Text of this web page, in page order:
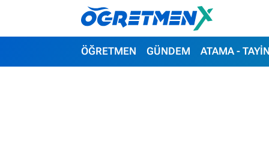
ÖĞRETMEN GÜNDEM ATAMA - TAYİN
ÖĞRETMEN
İstanbul Nöbetçi Eczaneler